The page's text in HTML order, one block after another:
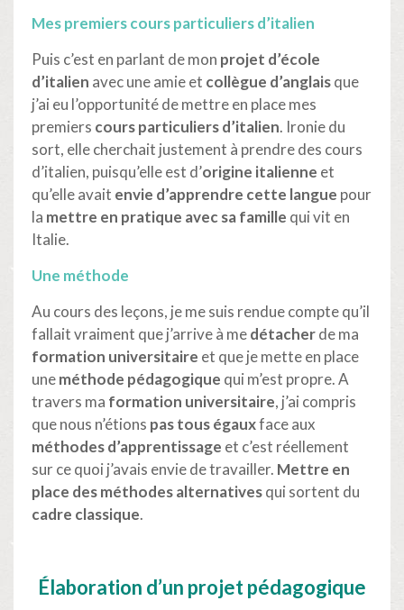
Mes premiers cours particuliers d’italien
Puis c’est en parlant de mon projet d’école
d’italien avec une amie et collègue d’anglaisque
j’ai eu l’opportunité de mettre en place mes
premiers cours particuliers d’italien. Ironie du
sort, elle cherchait justement à prendre des cours
d’italien, puisqu’elle est d’origine italienne et
qu’elle avait envie d’apprendre cette langue pour
la mettre en pratique avec sa famille qui vit en
Italie.
Une méthode
Au cours des leçons, je me suis rendue compte qu’il
fallait vraiment que j’arrive à medétacherde ma
formation universitaire et que je mette en place
uneméthode pédagogique qui m’est propre. A
travers ma formation universitaire, j’ai compris
que nous n’étions pas tous égauxface aux
méthodes d’apprentissage et c’est réellement
sur ce quoi j’avais envie de travailler. Mettre en
place des méthodes alternativesqui sortent du
cadre classique.
Élaboration d’un projet pédagogique